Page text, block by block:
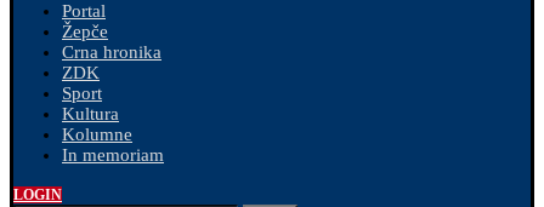
Portal
Žepče
Crna hronika
ZDK
Sport
Kultura
Kolumne
In memoriam
LOGIN